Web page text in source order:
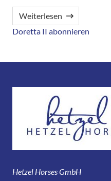
Weiterlesen
Doretta II abonnieren
Hetzel Horses GmbH